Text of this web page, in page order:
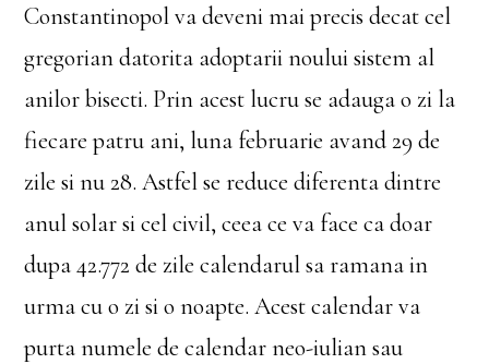
Constantinopol va deveni mai precis decat cel
gregorian datorita adoptarii noului sistem al
anilor bisecti. Prin acest lucru se adauga o zi la
fiecare patru ani, luna februarie avand 29 de
zile si nu 28. Astfel se reduce diferenta dintre
anul solar si cel civil, ceea ce va face ca doar
dupa 42.772 de zile calendarul sa ramana in
urma cu o zi si o noapte. Acest calendar va
purta numele de calendar neo-iulian sau